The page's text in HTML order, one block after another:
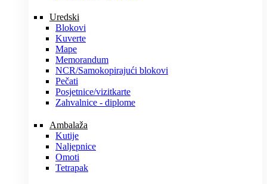
Uredski
Blokovi
Kuverte
Mape
Memorandum
NCR/Samokopirajući blokovi
Pečati
Posjetnice/vizitkarte
Zahvalnice - diplome
Ambalaža
Kutije
Naljepnice
Omoti
Tetrapak